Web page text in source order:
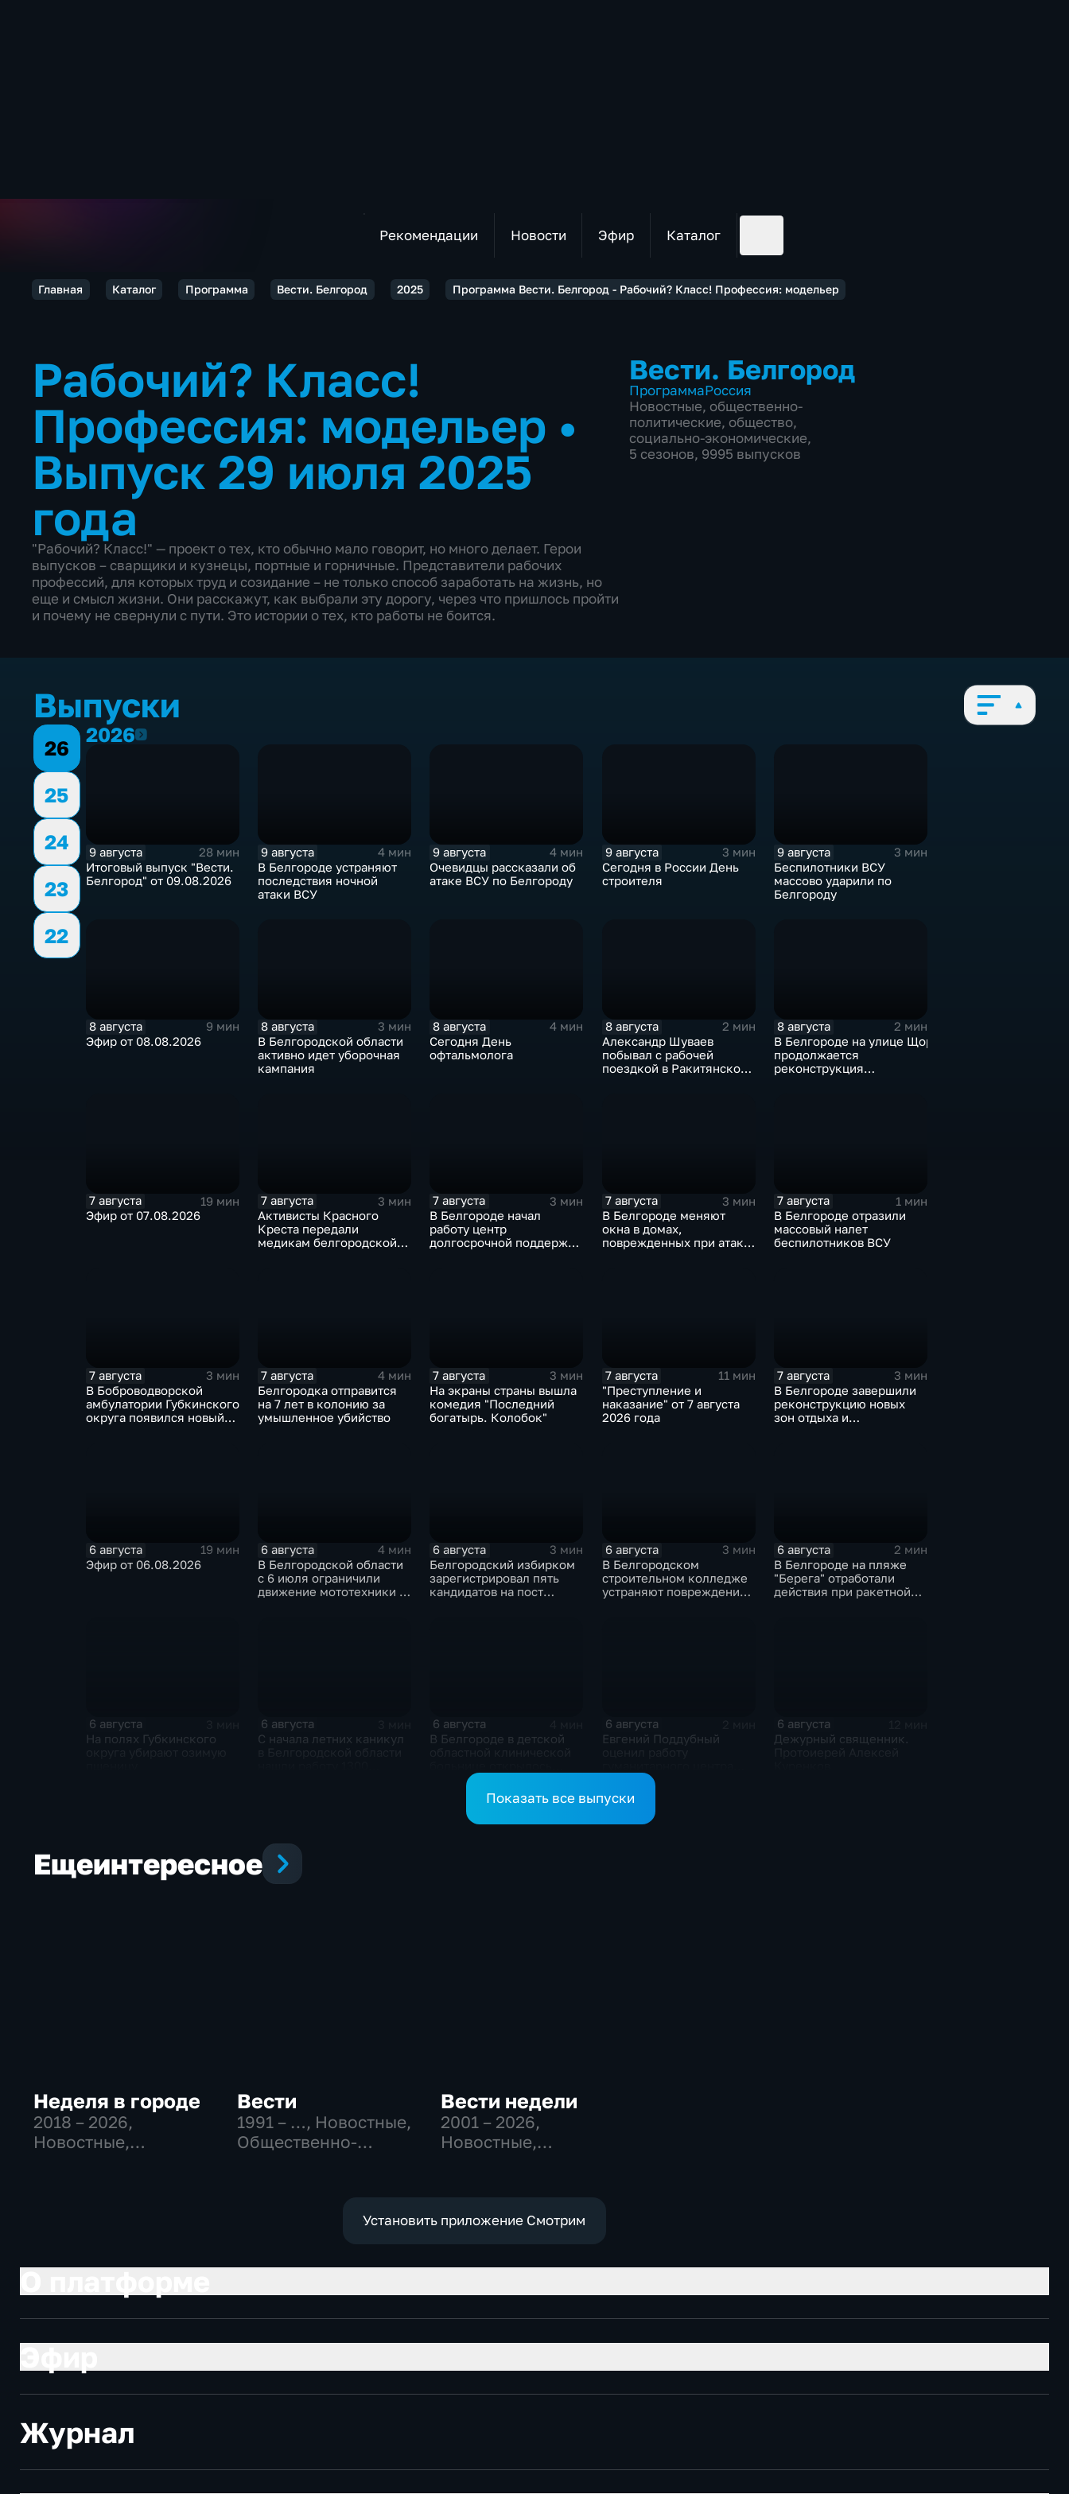
Рекомендации Новости Эфир Каталог
Главная Каталог Программа Вести. Белгород 2025 Программа Вести. Белгород - Рабочий? Класс! Профессия: модельер
Рабочий? Класс!
Профессия: модельер •
Выпуск 29 июля 2025
года
"Рабочий? Класс!" — проект о тех, кто обычно мало говорит, но много делает. Герои
выпусков – сварщики и кузнецы, портные и горничные. Представители рабочих
профессий, для которых труд и созидание – не только способ заработать на жизнь, но
еще и смысл жизни. Они расскажут, как выбрали эту дорогу, через что пришлось пройти
и почему не свернули с пути. Это истории о тех, кто работы не боится.
Вести. Белгород
ПрограммаРоссия
Новостные, общественно-
политические, общество,
социально-экономические,
5 сезонов, 9995 выпусков
Выпуски
26
25
24
23
22
20262026
9 августа
28 мин
Итоговый выпуск "Вести.
Белгород" от 09.08.2026
9 августа
4 мин
В Белгороде устраняют
последствия ночной
атаки ВСУ
9 августа
4 мин
Очевидцы рассказали об
атаке ВСУ по Белгороду
9 августа
3 мин
Сегодня в России День
строителя
9 августа
3 мин
Беспилотники ВСУ
массово ударили по
Белгороду
8 августа
9 мин
Эфир от 08.08.2026
8 августа
3 мин
В Белгородской области
активно идет уборочная
кампания
8 августа
4 мин
Сегодня День
офтальмолога
8 августа
2 мин
Александр Шуваев
побывал с рабочей
поездкой в Ракитянском
8 августа
2 мин
В Белгороде на улице Щорса
продолжается
реконструкция
7 августа
19 мин
Эфир от 07.08.2026
7 августа
3 мин
Активисты Красного
Креста передали
медикам белгородской
7 августа
3 мин
В Белгороде начал
работу центр
долгосрочной поддержки
7 августа
3 мин
В Белгороде меняют
окна в домах,
поврежденных при атаке
7 августа
1 мин
В Белгороде отразили
массовый налет
беспилотников ВСУ
7 августа
3 мин
В Боброводворской
амбулатории Губкинского
округа появился новый
7 августа
4 мин
Белгородка отправится
на 7 лет в колонию за
умышленное убийство
7 августа
3 мин
На экраны страны вышла
комедия "Последний
богатырь. Колобок"
7 августа
11 мин
"Преступление и
наказание" от 7 августа
2026 года
7 августа
3 мин
В Белгороде завершили
реконструкцию новых
зон отдыха и
6 августа
19 мин
Эфир от 06.08.2026
6 августа
4 мин
В Белгородской области
с 6 июля ограничили
движение мототехники в
6 августа
3 мин
Белгородский избирком
зарегистрировал пять
кандидатов на пост
6 августа
3 мин
В Белгородском
строительном колледже
устраняют повреждения
6 августа
2 мин
В Белгороде на пляже
"Берега" отработали
действия при ракетной
6 августа
На полях Губкинского
6 августа
С начала летних каникул
6 августа
В Белгороде в детской
новое модульное
приемное отделение
6 августа
Евгений Поддубный
в Грайворонском округе
6 августа
Дежурный священник.
Показать все выпуски
Ещеинтересное
Неделя в городе
2018 – 2026,
Новостные,
Вести
1991 – …, Новостные,
Общественно-
Вести недели
2001 – 2026,
Новостные,
Установить приложение Смотрим
Журнал